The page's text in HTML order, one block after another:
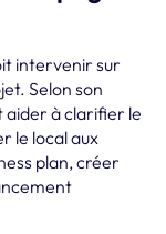
intervenir sur
Selon son
aider à clarifier le
le local aux
plan, créer